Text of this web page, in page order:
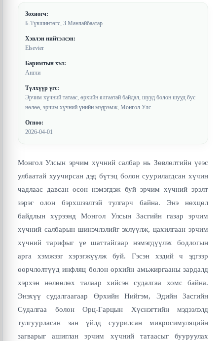
Зохиогч:
Б.Түвшинтөгс, З.Манлайбаатар
Хэвлэн нийтэлсэн:
Elsevier
Баримтын хэл:
Англи
Түлхүүр үгс:
Эрчим хүчний татаас, өрхийн ялгаатай байдал, шууд болон шууд бус
нөлөө, эрчим хүчний үнийн мэдрэмж, Монгол Улс
Огноо:
2026-04-01
Монгол Улсын эрчим хүчний салбар нь Зөвлөлтийн үеэс
улбаатай хуучирсан дэд бүтэц болон суурилагдсан хүчин
чадлаас давсан өсөн нэмэгдэж буй эрчим хүчний эрэлт
зэрэг олон бэрхшээлтэй тулгарч байна. Энэ нөхцөл
байдлын хүрээнд Монгол Улсын Засгийн газар эрчим
хүчний салбарын шинэчлэлийг эхлүүлж, цахилгаан эрчим
хүчний тарифыг үе шаттайгаар нэмэгдүүлэх бодлогын
арга хэмжээг хэрэгжүүлж буй. Гэсэн хэдий ч эдгээр
өөрчлөлтүүд инфляц болон өрхийн амьжиргааны зардалд
хэрхэн нөлөөлөх талаар хийсэн судалгаа хомс байна.
Энэхүү судалгаагаар Өрхийн Нийгэм, Эдийн Засгийн
Судалгаа болон Орц-Гарцын Хүснэгтийн мэдээлэлд
тулгуурласан зан үйлд суурилсан микросимуляцийн
загварыг ашиглан эрчим хүчний татаасыг бууруулах